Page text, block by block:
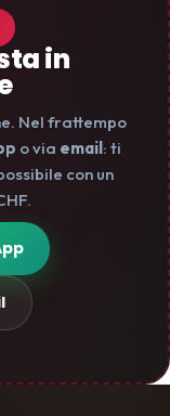
in
Nel frattempo
o via email: ti
con un